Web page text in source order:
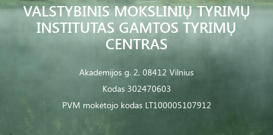
VALSTYBINIS MOKSLINIŲ TYRIMŲ
INSTITUTAS GAMTOS TYRIMŲ
CENTRAS
Akademijos g. 2, 08412 Vilnius
Kodas 302470603
PVM mokėtojo kodas LT100005107912